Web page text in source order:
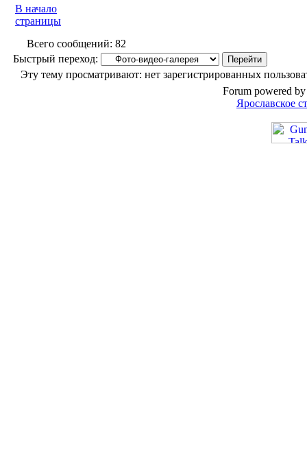
В начало
страницы
Всего сообщений: 82
Быстрый переход:
Эту тему просматривают: нет зарегистрированных
Forum powered
Ярославское